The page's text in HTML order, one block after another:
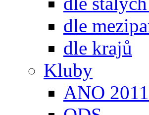
dle
dle krajů
Kluby
ANO 2011